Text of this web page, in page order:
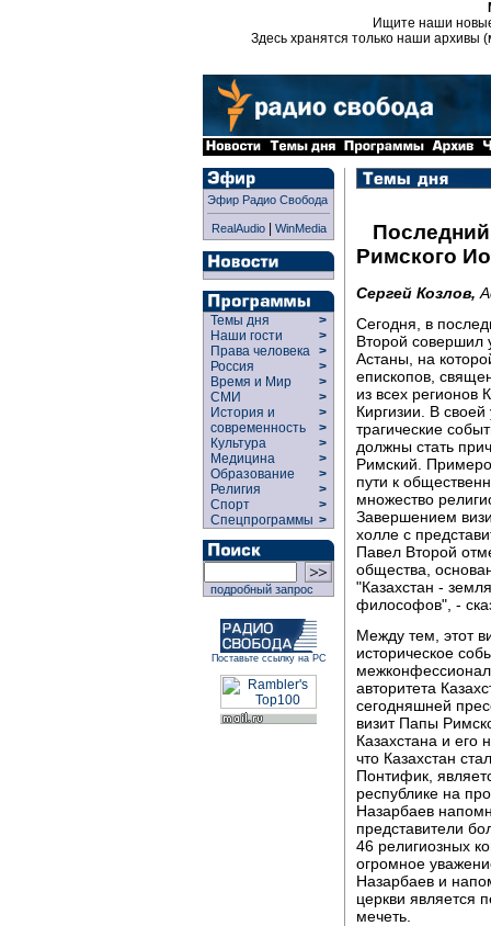
Ищите наши
Здесь хранятся только наши архивы
Эфир Радио Свобода
RealAudio| WinMedia
Темы дня
>
Наши гости
>
Права человека >
Россия
>
Время и Мир
>
СМИ
>
История и
современность
>
>
Культура
>
Медицина
>
Образование
>
Религия
>
Спорт
>
Спецпрограммы >
подробный запрос
Поставьте ссылку на РС
Римского
Сергей Козлов,
Сегодня, в
Второй совершил
Астаны, на
епископов,
из всех регионов
Киргизии. В
трагические
должны стать
Римский.
пути к
множество
Завершением
холле с
Павел Второй
общества,
"Казахстан -
философов", -
Между тем, этот
историческое
авторитета
сегодняшней
визит Папы
Казахстана и его
что Казахстан
Понтифик,
республике на
Назарбаев
представители
46 религиозных
огромное
Назарбаев и
церкви
мечеть.